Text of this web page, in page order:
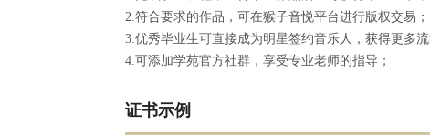
2.符合要求的作品，可在猴子音悦平台进行版权交易；
3.优秀毕业生可直接成为明星签约音乐人，获得更多流
4.可添加学苑官方社群，享受专业老师的指导；
证书示例